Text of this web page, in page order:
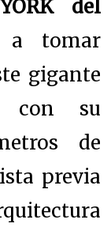
del
a tomar
gigante
con su
de
previa